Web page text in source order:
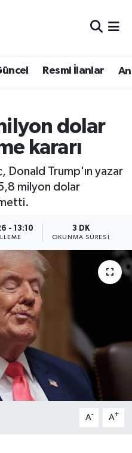
Resmi İlanlar
dolar
kararı
Donald Trump'ın yazar
milyon dolar
- 13:10 3 DK
OKUNMA SÜRESI
A- A+
ve Fikstür